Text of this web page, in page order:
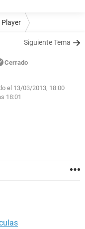
Siguiente Tema
Cerrado
el 13/03/2013, 18:00
18:01